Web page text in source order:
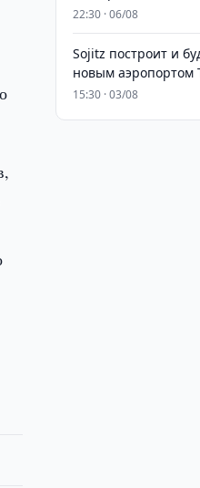
22:30 · 06/08
Sojitz построит и
новым аэропортом
15:30 · 03/08